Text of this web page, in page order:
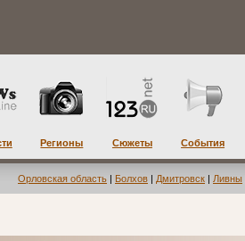
Регионы Сюжеты События
Орловская область | Болхов | Дмитровск | Ливны